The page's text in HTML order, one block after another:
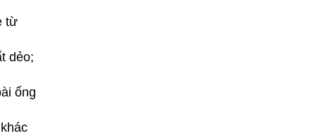
từ
dẻo;
ống